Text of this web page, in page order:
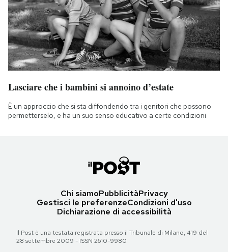
Lasciare che i bambini si annoino d’estate
È un approccio che si sta diffondendo tra i genitori che possono
permetterselo, e ha un suo senso educativo a certe condizioni
Chi siamoPubblicitàPrivacy
Gestisci le preferenzeCondizioni d'uso
Dichiarazione di accessibilità
Il Post è una testata registrata presso il Tribunale di Milano, 419 del
28 settembre 2009 - ISSN 2610-9980